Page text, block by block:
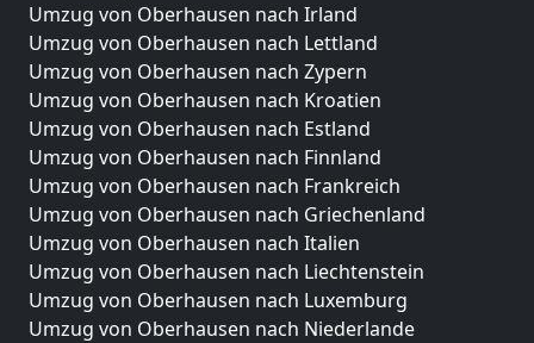
Umzug von Oberhausen nach Irland
Umzug von Oberhausen nach Lettland
Umzug von Oberhausen nach Zypern
Umzug von Oberhausen nach Kroatien
Umzug von Oberhausen nach Estland
Umzug von Oberhausen nach Finnland
Umzug von Oberhausen nach Frankreich
Umzug von Oberhausen nach Griechenland
Umzug von Oberhausen nach Italien
Umzug von Oberhausen nach Liechtenstein
Umzug von Oberhausen nach Luxemburg
Umzug von Oberhausen nach Niederlande